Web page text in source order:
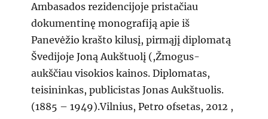
Ambasados rezidencijoje pristačiau
dokumentinę monografiją apie iš
Panevėžio krašto kilusį, pirmąjį diplomatą
Švedijoje Joną Aukštuolį (,Žmogus-
aukščiau visokios kainos. Diplomatas,
teisininkas, publicistas Jonas Aukštuolis.
(1885 – 1949).Vilnius, Petro ofsetas, 2012 ,